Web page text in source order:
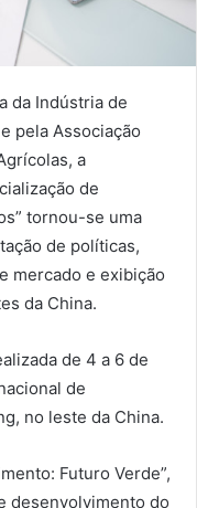
da Indústria de
pela Associação
a
de
tornou-se uma
de políticas,
mercado e exibição
da China.
de 4 a 6 de
de
no leste da China.
Futuro Verde”,
desenvolvimento do